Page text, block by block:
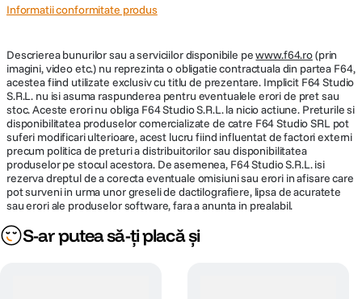
Informatii conformitate produs
Descrierea bunurilor sau a serviciilor disponibile pewww.f64.ro(prin
imagini, video etc.) nu reprezinta o obligatie contractuala din partea F64,
acestea fiind utilizate exclusiv cu titlu de prezentare. Implicit F64 Studio
S.R.L. nu isi asuma raspunderea pentru eventualele erori de pret sau
stoc. Aceste erori nu obliga F64 Studio S.R.L. la nicio actiune. Preturile si
disponibilitatea produselor comercializate de catre F64 Studio SRL pot
suferi modificari ulterioare, acest lucru fiind influentat de factori externi
precum politica de preturi a distribuitorilor sau disponibilitatea
produselor pe stocul acestora. De asemenea, F64 Studio S.R.L. isi
rezerva dreptul de a corecta eventuale omisiuni sau erori in afisare care
pot surveni in urma unor greseli de dactilografiere, lipsa de acuratete
sau erori ale produselor software, fara a anunta in prealabil.
S-ar putea să-ți placă și